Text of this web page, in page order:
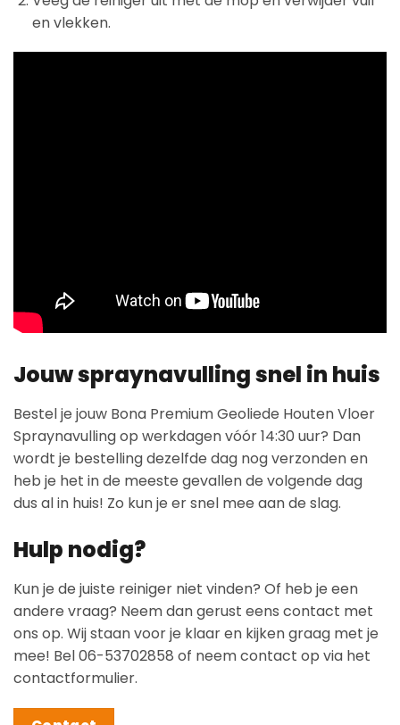
en vlekken.
Jouw spraynavulling snel in huis
Bestel je jouw Bona Premium Geoliede Houten Vloer
Spraynavulling op werkdagen vóór 14:30 uur? Dan
wordt je bestelling dezelfde dag nog verzonden en
heb je het in de meeste gevallen de volgende dag
dus al in huis! Zo kun je er snel mee aan de slag.
Hulp nodig?
Kun je de juiste reiniger niet vinden? Of heb je een
andere vraag? Neem dan gerust eens contact met
ons op. Wij staan voor je klaar en kijken graag met je
mee! Bel 06-53702858 of neem contact op via het
contactformulier.